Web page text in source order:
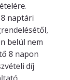
naptári
belül nem
8 napon
díj